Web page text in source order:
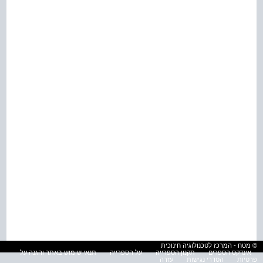
© מטח - המרכז לטכנולוגיה חינוכית
אינדקס הספרים
תקנון הספרייה על הספרייה
תנאי שימוש באתר והגנה על
פרטיות
הסדרי נגישות עזרה